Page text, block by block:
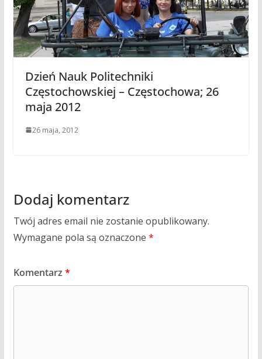
Dzień Nauk Politechniki
Częstochowskiej – Częstochowa; 26
maja 2012
26 maja, 2012
Dodaj komentarz
Twój adres email nie zostanie opublikowany.
Wymagane pola są oznaczone *
Komentarz *